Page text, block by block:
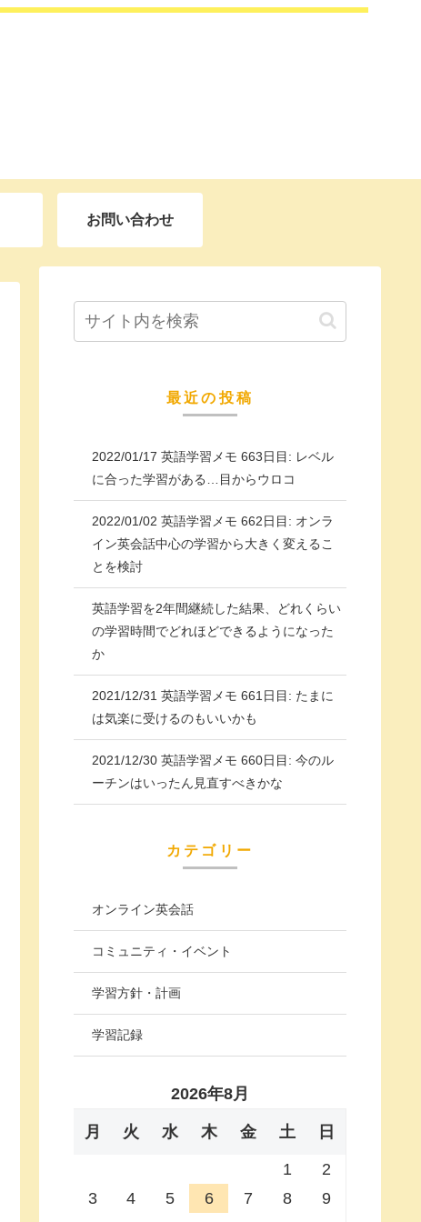
お問い合わせ
最近の投稿
2022/01/17 英語学習メモ 663日目: レベル
に合った学習がある…目からウロコ
2022/01/02 英語学習メモ 662日目: オンラ
イン英会話中心の学習から大きく変えるこ
とを検討
英語学習を2年間継続した結果、どれくらい
の学習時間でどれほどできるようになった
か
2021/12/31 英語学習メモ 661日目: たまに
は気楽に受けるのもいいかも
2021/12/30 英語学習メモ 660日目: 今のル
ーチンはいったん見直すべきかな
カテゴリー
オンライン英会話
コミュニティ・イベント
学習方針・計画
学習記録
2026年8月
月 火 水 木 金 土 日
1
2
3
4 5 6 7 8
9